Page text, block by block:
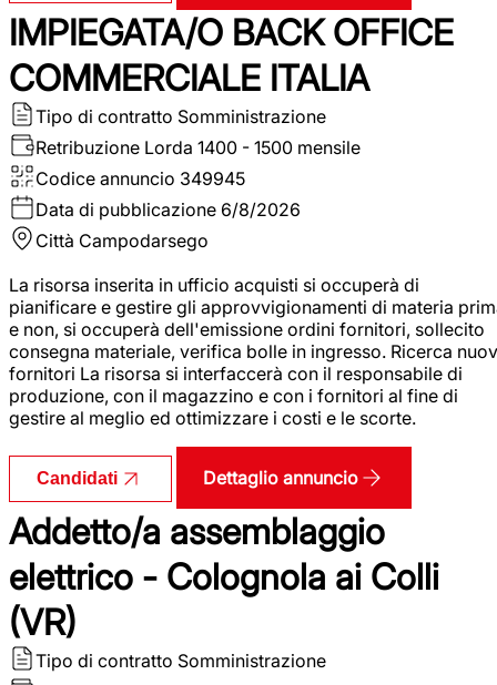
IMPIEGATA/O BACK OFFICE
COMMERCIALE ITALIA
Tipo di contratto Somministrazione
Retribuzione Lorda 1400 - 1500 mensile
Codice annuncio 349945
Data di pubblicazione 6/8/2026
Città Campodarsego
La risorsa inserita in ufficio acquisti si occuperà di
pianificare e gestire gli approvvigionamenti di materia
e non, si occuperà dell'emissione ordini fornitori, sollecito
consegna materiale, verifica bolle in ingresso. Ricerca
fornitori La risorsa si interfaccerà con il responsabile di
produzione, con il magazzino e con i fornitori al fine di
gestire al meglio ed ottimizzare i costi e le scorte.
Candidati Dettaglio annuncio
Addetto/a assemblaggio
elettrico - Colognola ai Colli
(VR)
Tipo di contratto Somministrazione